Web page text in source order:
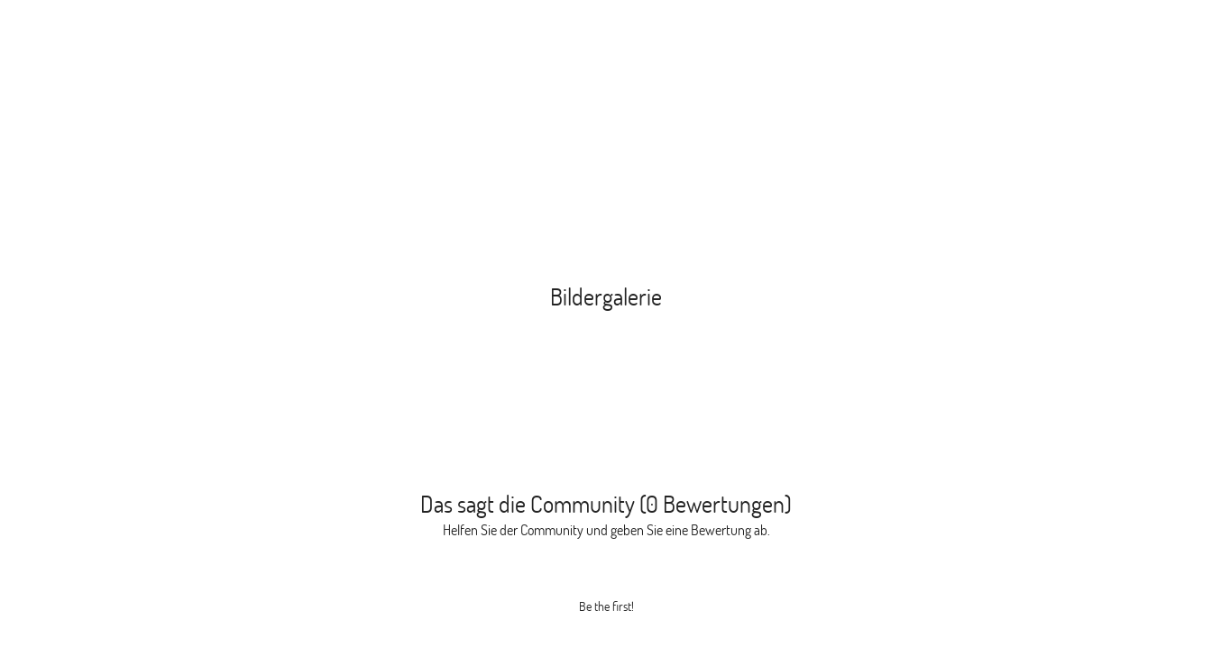
Bildergalerie
Das sagt die Community (0 Bewertungen)
Helfen Sie der Community und geben Sie eine Bewertung ab.
Be the first!